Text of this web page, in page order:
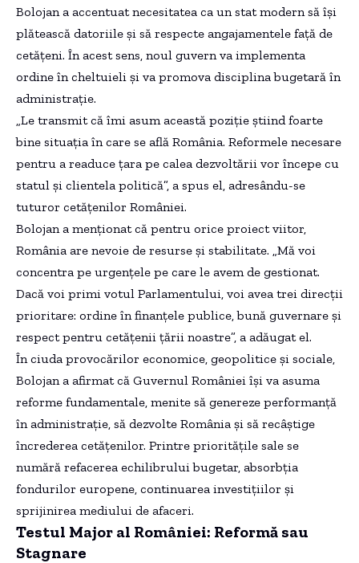
Bolojan a accentuat necesitatea ca un stat modern să îşi
plătească datoriile şi să respecte angajamentele faţă de
cetăţeni. În acest sens, noul guvern va implementa
ordine în cheltuieli şi va promova disciplina bugetară în
administraţie.
„Le transmit că îmi asum această poziţie ştiind foarte
bine situaţia în care se află România. Reformele necesare
pentru a readuce ţara pe calea dezvoltării vor începe cu
statul şi clientela politică”, a spus el, adresându-se
tuturor cetăţenilor României.
Bolojan a menţionat că pentru orice proiect viitor,
România are nevoie de resurse şi stabilitate. „Mă voi
concentra pe urgenţele pe care le avem de gestionat.
Dacă voi primi votul Parlamentului, voi avea trei direcţii
prioritare: ordine în finanţele publice, bună guvernare şi
respect pentru cetăţenii ţării noastre”, a adăugat el.
În ciuda provocărilor economice, geopolitice şi sociale,
Bolojan a afirmat că Guvernul României îşi va asuma
reforme fundamentale, menite să genereze performanţă
în administraţie, să dezvolte România şi să recâştige
încrederea cetăţenilor. Printre priorităţile sale se
numără refacerea echilibrului bugetar, absorbţia
fondurilor europene, continuarea investiţiilor şi
sprijinirea mediului de afaceri.
Testul Major al României: Reformă sau
Stagnare